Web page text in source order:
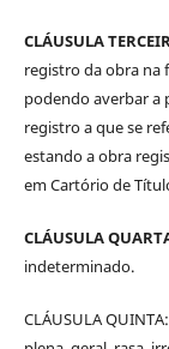
CLÁUSULA
registro da obra na
podendo averbar a
registro a que se
estando a obra
em Cartório de
CLÁUSULA
indeterminado.
CLÁUSULA